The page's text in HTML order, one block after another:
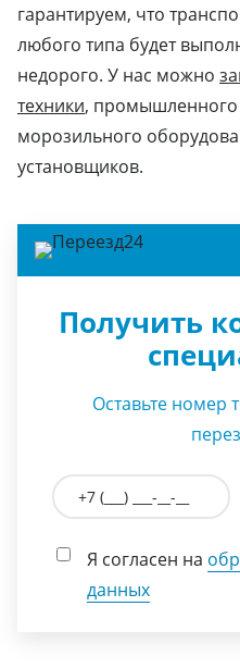
гарантируем, что
любого типа будет
недорого. У нас можно
техники, промышленного
морозильного
установщиков.
Получить
Оставьте номер
Я согласен на
данных